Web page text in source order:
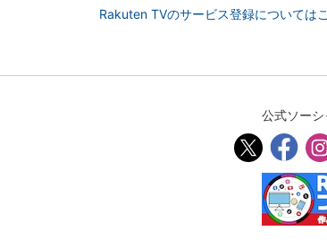
Rakuten TVのサービス登録については
公式ソー